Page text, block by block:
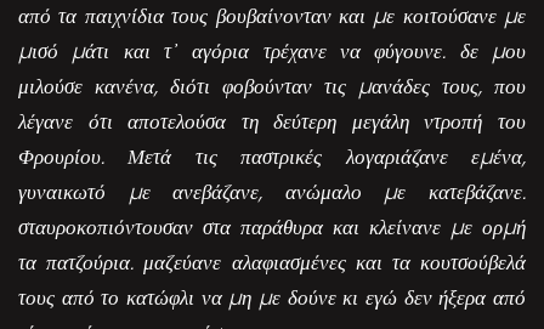
από τα παιχνίδια τους βουβαίνονταν και µε κοιτούσανε µε
µισό µάτι και τ᾽ αγόρια τρέχανε να φύγουνε. δε µου
μιλούσε κανένα, διότι φοβούνταν τις µανάδες τους, που
λέγανε ότι αποτελούσα τη δεύτερη μεγάλη ντροπή του
Φρουρίου. Μετά τις παστρικές λογαριάζανε εµένα,
γυναικωτό µε ανεβάζανε, ανώμαλο µε κατεβάζανε.
σταυροκοπιόντουσαν στα παράθυρα και κλείνανε µε ορµή
τα πατζούρια. μαζεύανε αλαφιασμένες και τα κουτσούβελά
τους από το κατώφλι να µη µε δούνε κι εγώ δεν ήξερα από